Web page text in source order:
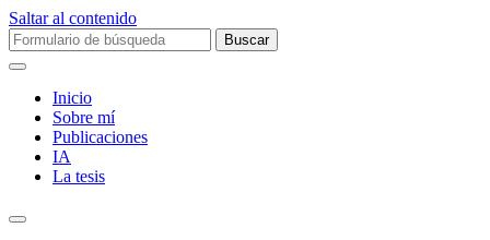
Saltar al contenido
Buscar:
Inicio
Sobre mí­
Publicaciones
IA
La tesis
Alternar